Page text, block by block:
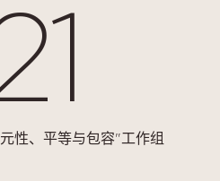
性、平等与包容"工作组